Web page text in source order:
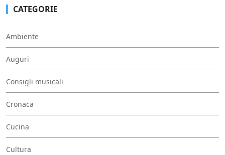
CATEGORIE
Ambiente
Auguri
Consigli musicali
Cronaca
Cucina
Cultura